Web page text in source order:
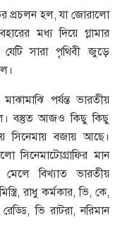
প্রচলন হল, যা জোরালাে
মধ্য দিয়ে গ্লামার
সারা পৃথিবী জুড়ে
পর্যন্ত ভারতীয়
বস্তুত আজও কিছু কিছু
সিনেমায় বজায় আছে।
সিনেমাটোগ্রাফির মান
বিখ্যাত ভারতীয়
রাধু কর্মকার, ভি, কে,
ভি রাটরা, নরিমান